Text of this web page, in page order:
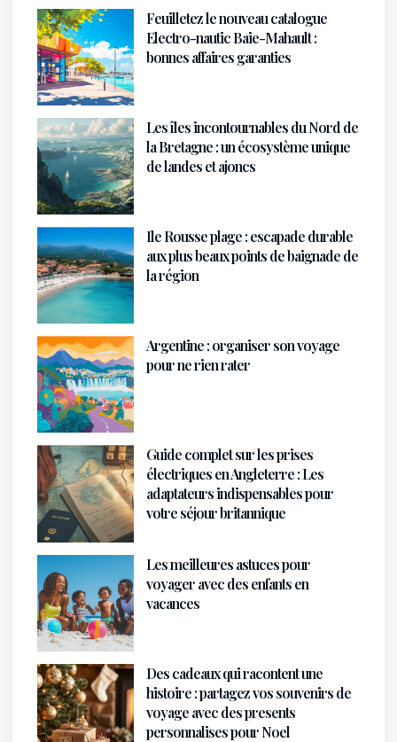
Feuilletez le nouveau catalogue
Electro-nautic Baie-Mahault :
bonnes affaires garanties
Les îles incontournables du Nord de
la Bretagne : un écosystème unique
de landes et ajoncs
Ile Rousse plage : escapade durable
aux plus beaux points de baignade de
la région
Argentine : organiser son voyage
pour ne rien rater
Guide complet sur les prises
électriques en Angleterre : Les
adaptateurs indispensables pour
votre séjour britannique
Les meilleures astuces pour
voyager avec des enfants en
vacances
Des cadeaux qui racontent une
histoire : partagez vos souvenirs de
voyage avec des presents
personnalises pour Noel